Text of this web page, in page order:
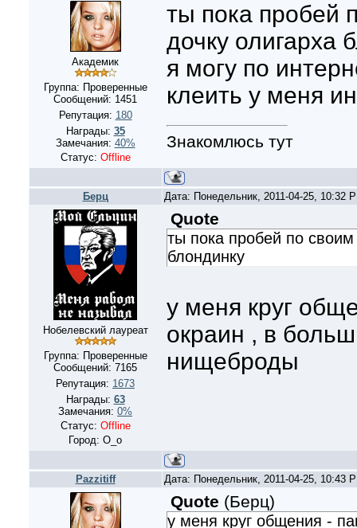
Академик
Группа: Проверенные
Сообщений: 1451
Репутация: 180
Награды: 35
Замечания: 40%
Статус: Offline
ты пока пробей
дочку олигарха
я могу по
клеить у меня
Знакомлюсь тут
Берц Дата: Понедельник, 2011-04-25, 10:32
Нобелевский лауреат
Группа: Проверенные
Сообщений: 7165
Репутация: 1673
Награды: 63
Замечания: 0%
Статус: Offline
Город: О_о
Quote
ты пока пробей по
блондинку
у меня круг
окраин , в
нищеброды
Pazzitiff Дата: Понедельник, 2011-04-25, 10:43
Quote (Берц)
у меня круг общения -